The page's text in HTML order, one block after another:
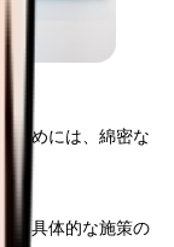
ためには、綿密な
、具体的な施策の